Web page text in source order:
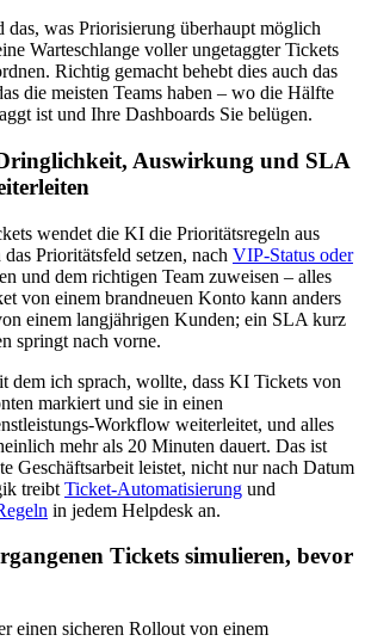
das, was Priorisierung überhaupt möglich
Warteschlange voller ungetaggter Tickets
Richtig gemacht behebt dies auch das
die meisten Teams haben – wo die Hälfte
ist und Ihre Dashboards Sie belügen.
Auswirkung und SLA
wendet die KI die Prioritätsregeln aus
Prioritätsfeld setzen, nach VIP-Status oder
und dem richtigen Team zuweisen – alles
von einem brandneuen Konto kann anders
einem langjährigen Kunden; ein SLA kurz
springt nach vorne.
dem ich sprach, wollte, dass KI Tickets von
markiert und sie in einen
Workflow weiterleitet, und alles
mehr als 20 Minuten dauert. Das ist
Geschäftsarbeit leistet, nicht nur nach Datum
treibt Ticket-Automatisierung und
in jedem Helpdesk an.
Tickets simulieren, bevor
einen sicheren Rollout von einem